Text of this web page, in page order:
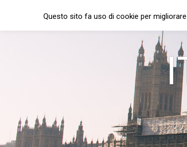
Questo sito fa uso di cookie per